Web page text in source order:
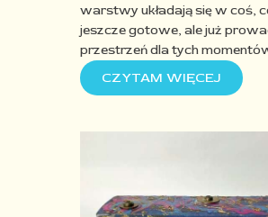
warstwy układają się w coś,
jeszcze gotowe, ale już
przestrzeń dla tych
CZYTAM WIĘCEJ